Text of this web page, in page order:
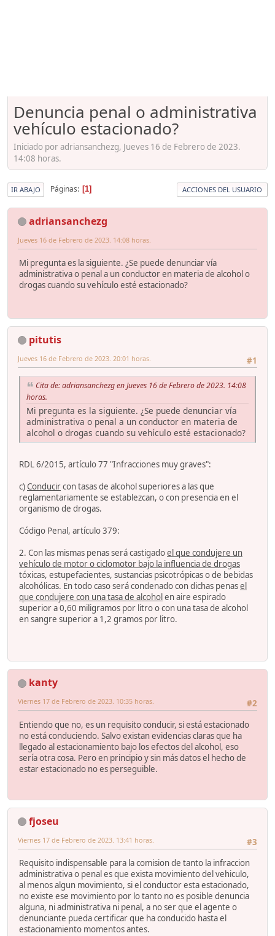
Denuncia penal o administrativa
vehículo estacionado?
Iniciado por adriansanchezg, Jueves 16 de Febrero de 2023.
14:08 horas.
IR ABAJO Páginas 1 ACCIONES DEL USUARIO
adriansanchezg
Jueves 16 de Febrero de 2023. 14:08 horas.
Mi pregunta es la siguiente. ¿Se puede denunciar vía
administrativa o penal a un conductor en materia de alcohol o
drogas cuando su vehículo esté estacionado?
pitutis
#1
Jueves 16 de Febrero de 2023. 20:01 horas.
Cita de: adriansanchezg en Jueves 16 de Febrero de 2023. 14:08
horas.
Mi pregunta es la siguiente. ¿Se puede denunciar vía
administrativa o penal a un conductor en materia de
alcohol o drogas cuando su vehículo esté estacionado?
RDL 6/2015, artículo 77 "Infracciones muy graves":
c)Conducircon tasas de alcohol superiores a las que
reglamentariamente se establezcan, o con presencia en el
organismo de drogas.
Código Penal, artículo 379:
2. Con las mismas penas será castigadoel que condujere un
vehículo de motor o ciclomotor bajo la influencia de drogas
tóxicas, estupefacientes, sustancias psicotrópicas o de bebidas
alcohólicas. En todo caso será condenado con dichas penasel
que condujere con una tasa de alcoholen aire espirado
superior a 0,60 miligramos por litro o con una tasa de alcohol
en sangre superior a 1,2 gramos por litro.
kanty
#2
Viernes 17 de Febrero de 2023. 10:35 horas.
Entiendo que no, es un requisito conducir, si está estacionado
no está conduciendo. Salvo existan evidencias claras que ha
llegado al estacionamiento bajo los efectos del alcohol, eso
sería otra cosa. Pero en principio y sin más datos el hecho de
estar estacionado no es perseguible.
fjoseu
#3
Viernes 17 de Febrero de 2023. 13:41 horas.
Requisito indispensable para la comision de tanto la infraccion
administrativa o penal es que exista movimiento del vehiculo,
al menos algun movimiento, si el conductor esta estacionado,
no existe ese movimiento por lo tanto no es posible denuncia
alguna, ni administrativa ni penal, a no ser que el agente o
denunciante pueda certificar que ha conducido hasta el
estacionamiento momentos antes.